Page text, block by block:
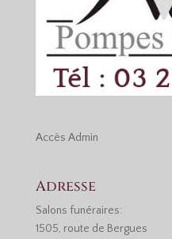
Accès Admin
Adresse
Salons funéraires:
1505, route de Bergues